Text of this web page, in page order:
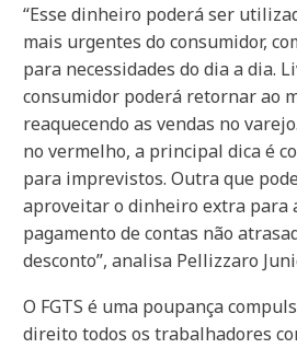
“Esse dinheiro poderá ser
mais urgentes do consumidor,
para necessidades do dia a dia.
consumidor poderá retornar ao
reaquecendo as vendas no
no vermelho, a principal dica é
para imprevistos. Outra que
aproveitar o dinheiro extra para
pagamento de contas não
desconto”, analisa Pellizzaro
O FGTS é uma poupança
direito todos os trabalhadores